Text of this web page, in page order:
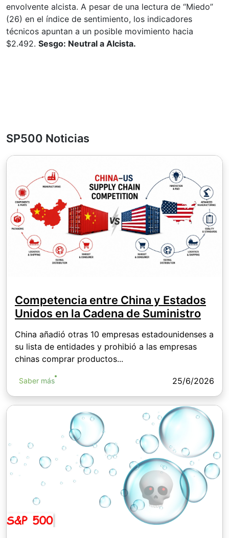
envolvente alcista. A pesar de una lectura de “Miedo”
(26) en el índice de sentimiento, los indicadores
técnicos apuntan a un posible movimiento hacia
$2.492. Sesgo: Neutral a Alcista.
SP500 Noticias
Competencia entre China y Estados
Unidos en la Cadena de Suministro
China añadió otras 10 empresas estadounidenses a
su lista de entidades y prohibió a las empresas
chinas comprar productos...
Saber más 25/6/2026